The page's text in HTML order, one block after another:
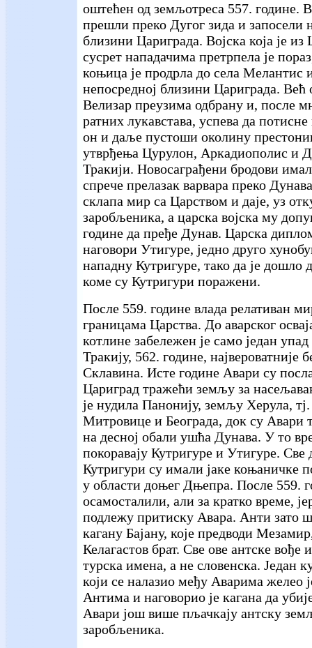
оштећен од земљотреса 557. године.
прешли преко Дугог зида и запосели
близини Цариграда. Војска која је
сусрет нападачима претрпела је
коњица је продрла до села Мелантис
непосредној близини Цариграда. Већ
Велизар преузима одбрану и, после
ратних лукавстава, успева да
он и даље пустоши околину
утврђења Цурулон, Аркадиополис и
Тракији. Новосаграђени бродови
спрече прелазак варвара преко
склапа мир са Царством и даје, уз
заробљеника, а царска војска му
године да пређе Дунав. Царска
наговори Утигуре, једно друго
нападну Кутригуре, тако да је дошло
коме су Кутригури поражени.
После 559. године влада релативан
границама Царства. До аварског
котлине забележен је само један
Тракију, 562. године, највероватније
Склавина. Исте године Авари су
Цариград тражећи земљу за
је нудила Панонију, земљу Херула,
Митровице и Београда, док су Авари
на десној обали ушћа Дунава. У то
покоравају Кутригуре и Утигуре. Све
Кутригури су имали јаке коњаничке
у области доњег Дњепра. После 559.
осамосталили, али за кратко време,
подлежу притиску Авара. Анти зато
кагану Бајану, које предводи
Келагастов брат. Све ове антске вође
турска имена, а не словенска. Један
који се налазио међу Аварима желео
Антима и наговорио је кагана да
Авари још више пљачкају антску
заробљеника.